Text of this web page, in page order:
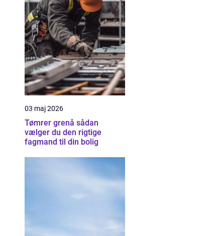
03 maj 2026
Tømrer grenå sådan
vælger du den rigtige
fagmand til din bolig